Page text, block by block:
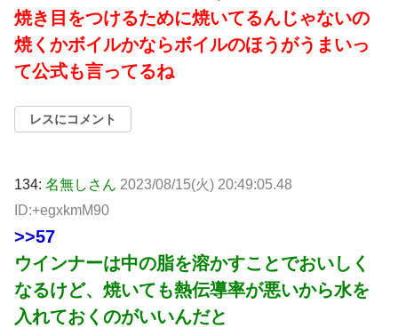
焼き目をつけるために焼いてるんじゃないの
焼くかボイルかならボイルのほうがうまいっ
て公式も言ってるね
レスにコメント
134: 名無しさん 2023/08/15(火) 20:49:05.48
ID:+egxkmM90
>>57
ウインナーは中の脂を溶かすことでおいしく
なるけど、焼いても熱伝導率が悪いから水を
入れておくのがいいんだと